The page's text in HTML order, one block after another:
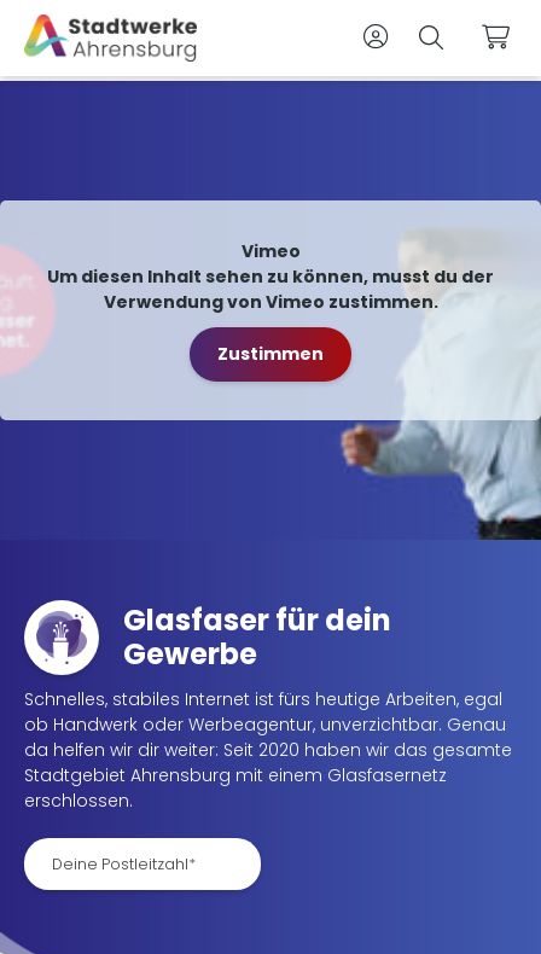
Zum Suche
Vimeo
Um diesen Inhalt sehen zu können, musst du der
Verwendung von Vimeo zustimmen.
Zustimmen
Glasfaser für dein
Gewerbe
Schnelles, stabiles Internet ist fürs heutige Arbeiten, egal
ob Handwerk oder Werbeagentur, unverzichtbar. Genau
da helfen wir dir weiter: Seit 2020 haben wir das gesamte
Stadtgebiet Ahrensburg mit einem Glasfasernetz
erschlossen.
Deine Postleitzahl*
Deine Postleitzahl*